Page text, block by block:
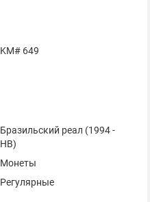
KM# 649
Бразильский реал (1994 -
НВ)
Монеты
Регулярные